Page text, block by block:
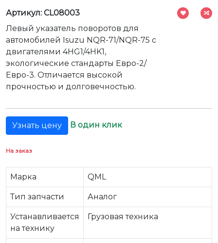
Артикул: CL08003
Левый указатель поворотов для
автомобилей Isuzu NQR-71/NQR-75 с
двигателями 4HG1/4HK1,
экологические стандарты Евро-2/
Евро-3. Отличается высокой
прочностью и долговечностью.
Узнать цену В один клик
На заказ
Марка QML
Тип запчасти Аналог
Устанавливается
на технику
Грузовая техника